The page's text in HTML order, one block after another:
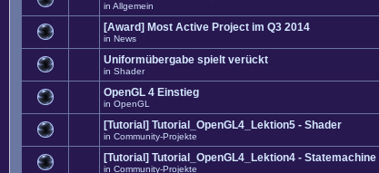
in Allgemein
[Award] Most Active Project im Q3 2014
in News
Uniformübergabe spielt verückt
in Shader
OpenGL 4 Einstieg
in OpenGL
[Tutorial] Tutorial_OpenGL4_Lektion5 - Shader
in Community-Projekte
[Tutorial] Tutorial_OpenGL4_Lektion4 - Statemachine
in Community-Projekte